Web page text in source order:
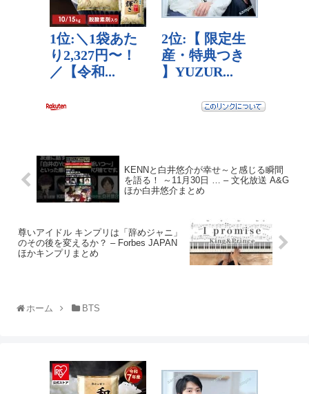
KENNと白井悠介が幸せ～と感じる瞬間
を語る！ ～11月30日 … – 文化放送 A&G
ほか白井悠介まとめ
尊いアイドル キンプリは「辞めジャニ」
のその後を変えるか？ – Forbes JAPAN
ほかキンプリまとめ
ホーム BTS